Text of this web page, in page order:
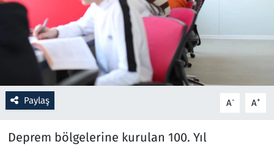
Paylaş A- A+
Deprem bölgelerine kurulan 100. Yıl
Rüya Tabirleri
Sağlık
Savunma Sanayi
Seçim 2023
Spor